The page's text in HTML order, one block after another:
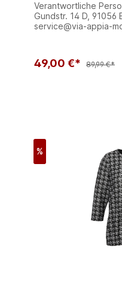
Verantwortliche
Gundstr. 14 D, 91056
service@via-appia-
49,00 €* 89,99 €*
%